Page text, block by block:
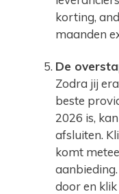
korting,
maanden
De
Zodra jij
beste
2026 is,
afsluiten.
komt
door en klik